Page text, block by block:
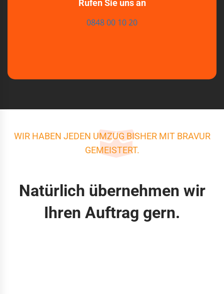
Rufen Sie uns an
0848 00 10 20
WIR HABEN JEDEN UMZUG BISHER MIT BRAVUR
GEMEISTERT.
Natürlich übernehmen wir
Ihren Auftrag gern.